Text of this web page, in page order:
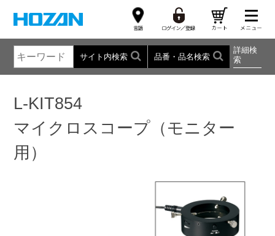
サイト内検索 品番・品名検索
詳細検
索
L-KIT854
マイクロスコープ（モニター
用）